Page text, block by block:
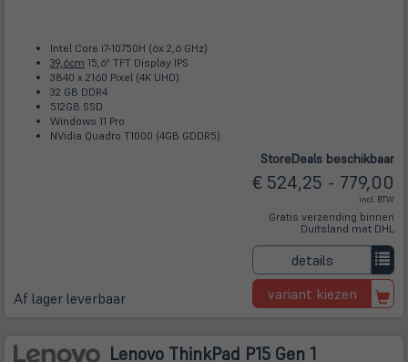
Intel Core i7-10750H (6x 2,6 GHz)
39,6cm 15,6" TFT Display IPS
3840 x 2160 Pixel (4K UHD)
32 GB DDR4
512GB SSD
Windows 11 Pro
NVidia Quadro T1000 (4GB GDDR5)
Af lager leverbaar
StoreDeals beschikbaar
€ 524,25 - 779,00
incl. BTW
Gratis verzending binnen
Duitsland met DHL
details
variant kiezen
Lenovo ThinkPad P15 Gen 1